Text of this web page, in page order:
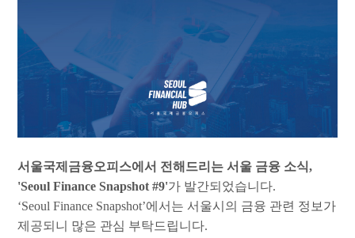
서울국제금융오피스에서 전해드리는 서울 금융 소식,
'Seoul Finance Snapshot #9'가 발간되었습니다.
‘Seoul Finance Snapshot’에서는 서울시의 금융 관련 정보가
제공되니 많은 관심 부탁드립니다.